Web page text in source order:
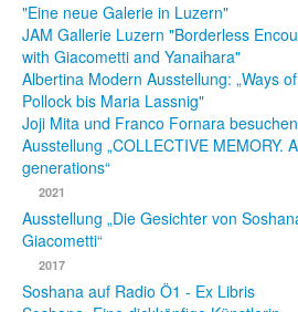
Bilder
Datenbank
& Projekte
Fotos
"Eine neue Galerie in Luzern"
JAM Gallerie Luzern "Borderless
with Giacometti and Yanaihara"
Albertina Modern Ausstellung: „Ways
Pollock bis Maria Lassnig"
Joji Mita und Franco Fornara
Ausstellung „COLLECTIVE MEMORY.
generations“
2021
Ausstellung „Die Gesichter von
Giacometti“
2017
Soshana auf Radio Ö1 - Ex Libris